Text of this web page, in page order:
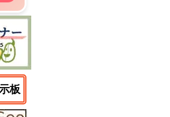
板